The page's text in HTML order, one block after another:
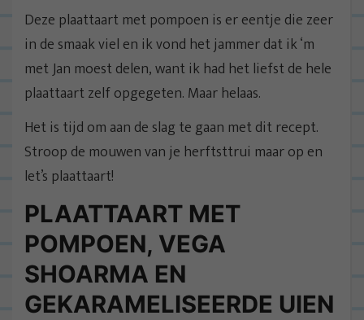
Deze plaattaart met pompoen is er eentje die zeer
in de smaak viel en ik vond het jammer dat ik ‘m
met Jan moest delen, want ik had het liefst de hele
plaattaart zelf opgegeten. Maar helaas.
Het is tijd om aan de slag te gaan met dit recept.
Stroop de mouwen van je herftsttrui maar op en
let’s plaattaart!
PLAATTAART MET
POMPOEN, VEGA
SHOARMA EN
GEKARAMELISEERDE UIEN